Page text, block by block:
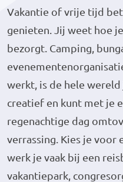
Vakantie of vrije tijd
genieten. Jij weet hoe
bezorgt. Camping,
werkt, is de hele wereld
creatief en kunt met je
regenachtige dag
verrassing. Kies je voor
werk je vaak bij een
vakantiepark,